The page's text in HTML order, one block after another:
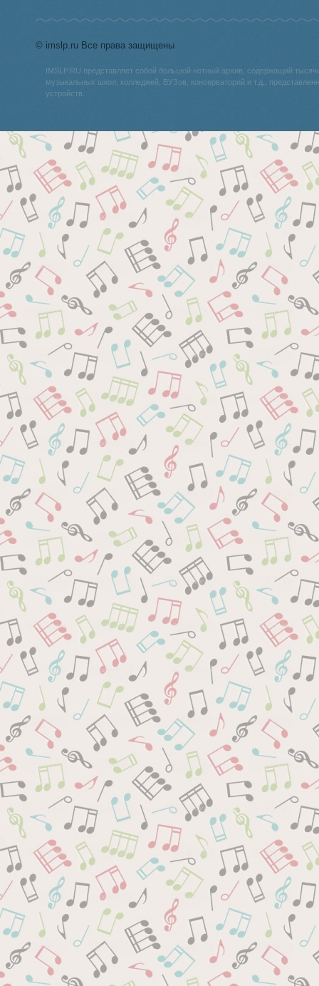
© imslp.ru Все права защищены
IMSLP.RU представляет собой большой нотный архив, содержащий
музыкальных школ, колледжей, ВУЗов, консерваторий и т.д.,
устройств.